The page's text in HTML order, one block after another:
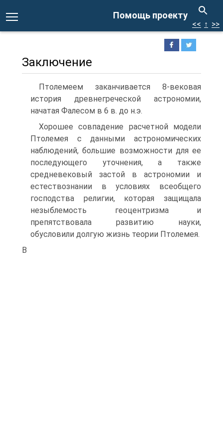
Помощь проекту
<< ↑ >>
Заключение
Птолемеем заканчивается 8-вековая
история древнегреческой астрономии,
начатая Фалесом в 6 в. до н.э.
Хорошее совпадение расчетной модели
Птолемея с данными астрономических
наблюдений, большие возможности для ее
последующего уточнения, а также
средневековый застой в астрономии и
естествознании в условиях всеобщего
господства религии, которая защищала
незыблемость геоцентризма и
препятствовала развитию науки,
обусловили долгую жизнь теории Птолемея.
В